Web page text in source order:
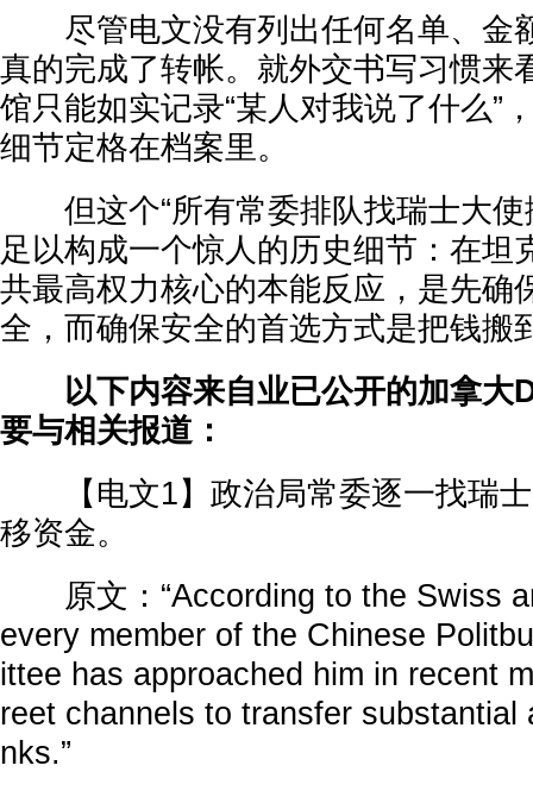
尽管电文没有列出任何名单、金
真的完成了转帐。就外交书写习惯
馆只能如实记录“某人对我说了什么”
细节定格在档案里。
但这个“所有常委排队找瑞士大使
足以构成一个惊人的历史细节：在坦
共最高权力核心的本能反应，是先确
全，而确保安全的首选方式是把钱搬
以下内容来自业已公开的加拿大
要与相关报道：
【电文1】政治局常委逐一找瑞士
移资金。
原文：“According to the Swiss
every member of the Chinese
ittee has approached him in recent
reet channels to transfer substantial
nks.”